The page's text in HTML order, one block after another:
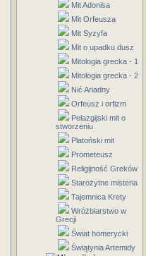
Mit Adonisa
Mit Orfeusza
Mit Syzyfa
Mit o upadku dusz
Mitologia grecka - 1
Mitologia grecka - 2
Nić Ariadny
Orfeusz i orfizm
Pelazgijski mit o
stworzeniu
Platoński mit
Prometeusz
Religijność Greków
Starożytne misteria
Tajemnica Krety
Wróżbiarstwo w
Grecji
Świat homerycki
Świątynia Artemidy